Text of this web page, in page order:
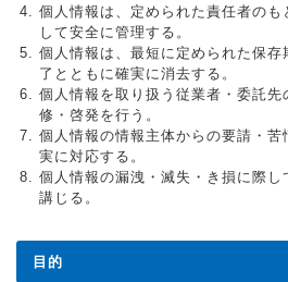
個人情報は、定められた責任者の
して安全に管理する。
個人情報は、最短に定められた保
了とともに確実に消去する。
個人情報を取り扱う従業者・委託
修・啓発を行う。
個人情報の情報主体からの要請・
実に対応する。
個人情報の漏洩・滅失・き損に際
講じる。
目的